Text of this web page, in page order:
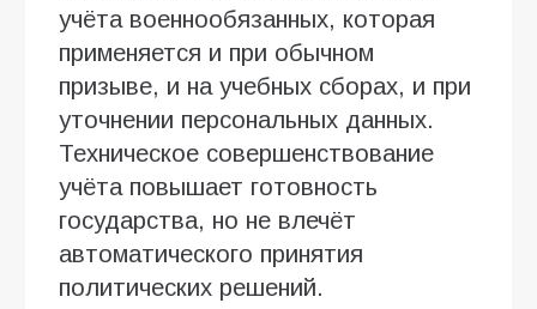
учёта военнообязанных, которая
применяется и при обычном
призыве, и на учебных сборах, и при
уточнении персональных данных.
Техническое совершенствование
учёта повышает готовность
государства, но не влечёт
автоматического принятия
политических решений.